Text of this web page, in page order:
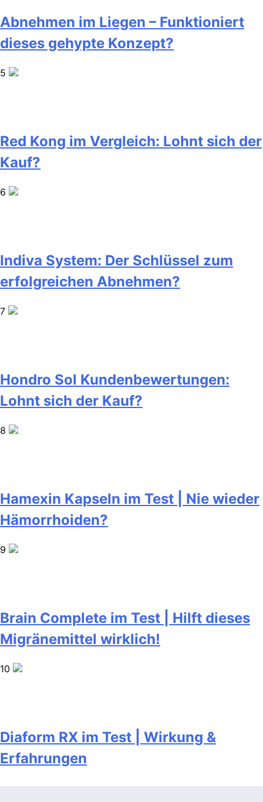
Abnehmen im Liegen – Funktioniert
dieses gehypte Konzept?
5
Red Kong im Vergleich: Lohnt sich der
Kauf?
6
Indiva System: Der Schlüssel zum
erfolgreichen Abnehmen?
7
Hondro Sol Kundenbewertungen:
Lohnt sich der Kauf?
8
Hamexin Kapseln im Test | Nie wieder
Hämorrhoiden?
9
Brain Complete im Test | Hilft dieses
Migränemittel wirklich!
10
Diaform RX im Test | Wirkung &
Erfahrungen